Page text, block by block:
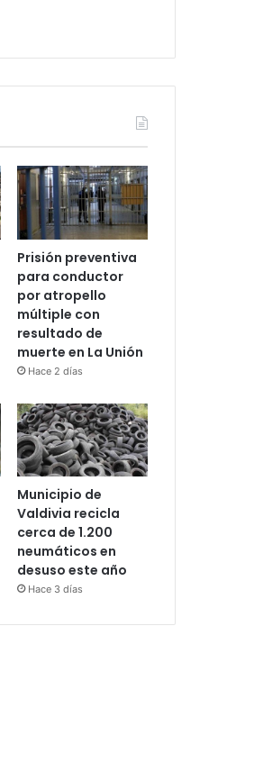
Prisión preventiva
para conductor
por atropello
múltiple con
resultado de
muerte en La Unión
Hace 2 días
Municipio de
Valdivia recicla
cerca de 1.200
neumáticos en
desuso este año
Hace 3 días